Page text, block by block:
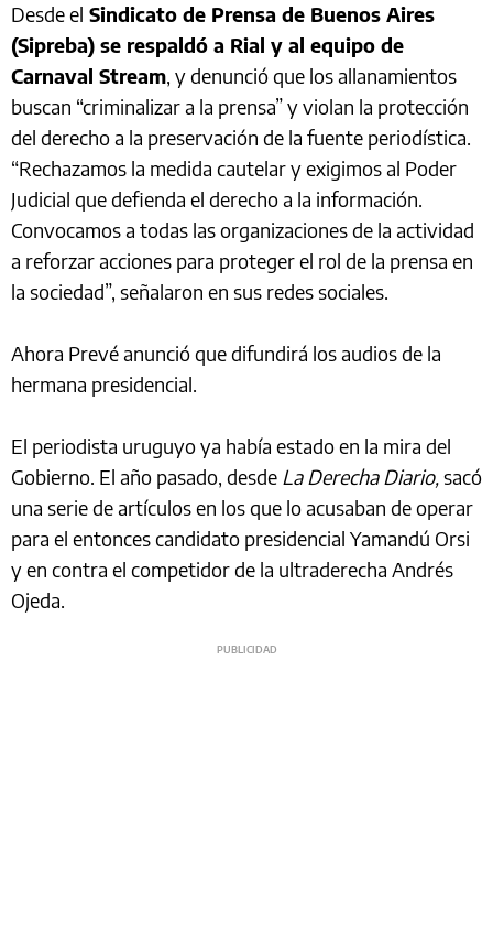
Desde el Sindicato de Prensa de Buenos Aires
(Sipreba) se respaldó a Rial y al equipo de
Carnaval Stream, y denunció que los allanamientos
buscan “criminalizar a la prensa” y violan la protección
del derecho a la preservación de la fuente periodística.
“Rechazamos la medida cautelar y exigimos al Poder
Judicial que defienda el derecho a la información.
Convocamos a todas las organizaciones de la actividad
a reforzar acciones para proteger el rol de la prensa en
la sociedad”, señalaron en sus redes sociales.
Ahora Prevé anunció que difundirá los audios de la
hermana presidencial.
El periodista uruguyo ya había estado en la mira del
Gobierno. El año pasado, desde La Derecha Diario,sacó
una serie de artículos en los que lo acusaban de operar
para el entonces candidato presidencial Yamandú Orsi
y en contra el competidor de la ultraderecha Andrés
Ojeda.